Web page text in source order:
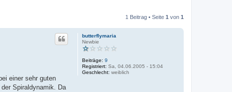
1 Beitrag • Seite 1 von 1
butterflymaria
Newbie
Beiträge: 9
Registriert: Sa, 04.06.2005 - 15:04
Geschlecht: weiblich
einer sehr guten
Spiraldynamik. Da